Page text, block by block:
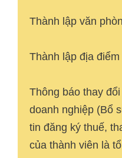
Thành lập văn
Thành lập địa
Thông báo thay
doanh nghiệp (Bổ
tin đăng ký thuế,
của thành viên là